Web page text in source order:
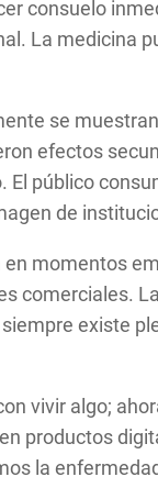
consuelo
La medicina
se
efectos
público
de
en momentos
comerciales.
existe
vivir algo;
productos
la